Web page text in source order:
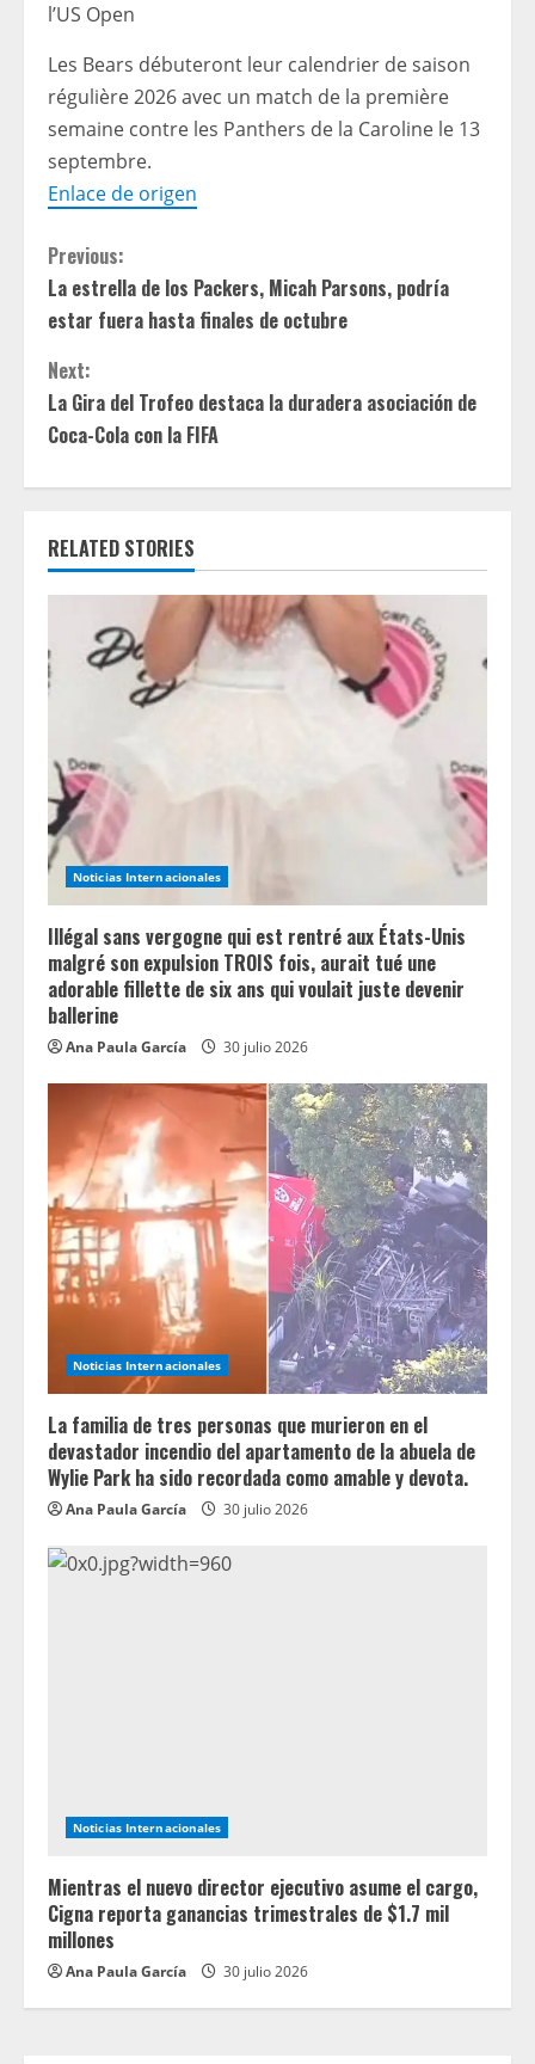
l’US Open
Les Bears débuteront leur calendrier de saison
régulière 2026 avec un match de la première
semaine contre les Panthers de la Caroline le 13
septembre.
Enlace de origen
C
o
n
t
u
R
a
d
i
n
g
Previous:
La estrella de los Packers, Micah Parsons, podría
estar fuera hasta finales de octubre
Next:
La Gira del Trofeo destaca la duradera asociación de
Coca-Cola con la FIFA
RELATED STORIES
Noticias Internacionales
Illégal sans vergogne qui est rentré aux États-Unis
malgré son expulsion TROIS fois, aurait tué une
adorable fillette de six ans qui voulait juste devenir
ballerine
Ana Paula García 30 julio 2026
Noticias Internacionales
La familia de tres personas que murieron en el
devastador incendio del apartamento de la abuela de
Wylie Park ha sido recordada como amable y devota.
Ana Paula García 30 julio 2026
Noticias Internacionales
Mientras el nuevo director ejecutivo asume el cargo,
Cigna reporta ganancias trimestrales de $1.7 mil
millones
Ana Paula García 30 julio 2026